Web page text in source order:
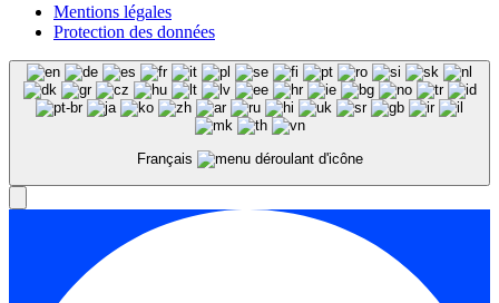
Mentions légales
Protection des données
Français